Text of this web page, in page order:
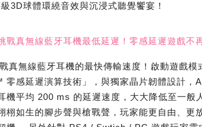
3D球體環繞音效與沉浸式聽覺饗宴！
戰真無線藍牙耳機最低延遲！零感延遲遊戲不
真無線藍牙耳機的最快傳輸速度！啟動遊戲
感延遲演算技術」，與獨家晶片韌體設計，
機平均 200 ms 的延遲速度，大大降低至一般
栩如生的腳步聲與槍戰聲，玩家能更自由、更